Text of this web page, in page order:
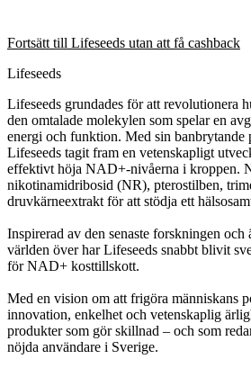
Fortsätt till Lifeseeds utan att få cashback
Lifeseeds
Lifeseeds grundades för att revolutionera
den omtalade molekylen som spelar en
energi och funktion. Med sin banbrytande
Lifeseeds tagit fram en vetenskapligt
effektivt höja NAD+-nivåerna i kroppen.
nikotinamidribosid (NR), pterostilben,
druvkärneextrakt för att stödja ett
Inspirerad av den senaste forskningen och
världen över har Lifeseeds snabbt blivit
för NAD+ kosttillskott.
Med en vision om att frigöra människans
innovation, enkelhet och vetenskaplig
produkter som gör skillnad – och som
nöjda användare i Sverige.